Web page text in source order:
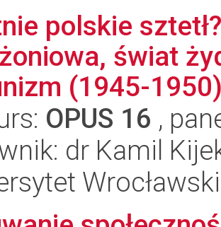
polskie
świat
(1945-
OPUS 16 ,
dr Kamil